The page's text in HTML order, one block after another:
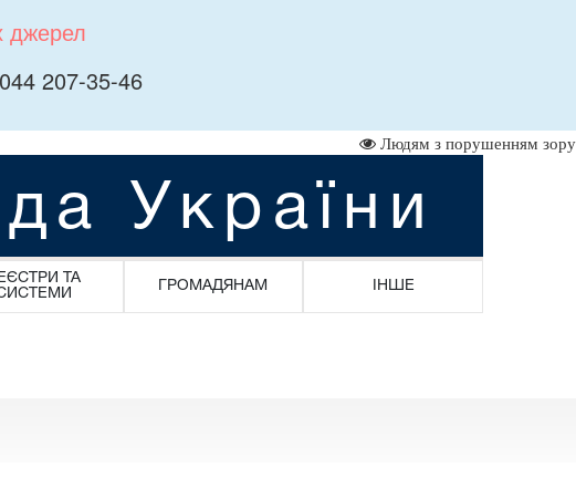
джерел
207-35-46
Людям з порушенням зору
України
ТА
ГРОМАДЯНАМ ІНШЕ